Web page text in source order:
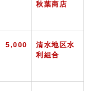
秋葉商店
5,000
清水地区水
利組合